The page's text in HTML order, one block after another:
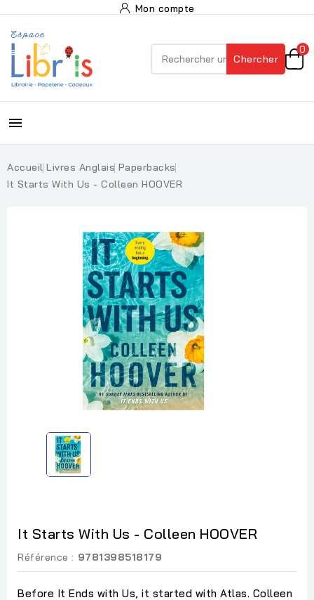
Mon compte
Chercher
0

Accueil Livres Anglais Paperbacks
It Starts With Us - Colleen HOOVER
It Starts With Us - Colleen HOOVER
Référence : 9781398518179
Before It Ends with Us, it started with Atlas. Colleen